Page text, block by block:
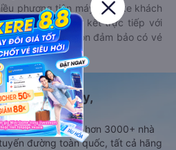
phương tiện máy bay, xe khách
Goyolo được liên kết trực tiếp với
và tàu hoả, luôn đảm bảo có vé
Máy bay,
phương tiện với hơn 3000+ nhà
đường toàn quốc, tất cả hãng